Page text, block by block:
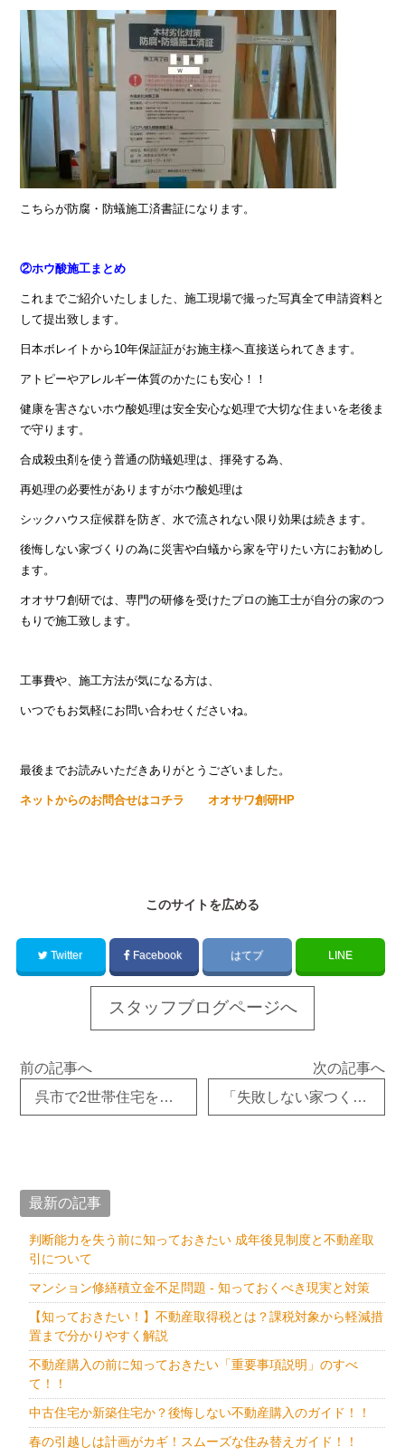
こちらが防腐・防蟻施工済書証になります。
②ホウ酸施工まとめ
これまでご紹介いたしました、施工現場で撮った写真全て申請資料と
して提出致します。
日本ボレイトから10年保証証がお施主様へ直接送られてきます。
アトピーやアレルギー体質のかたにも安心！！
健康を害さないホウ酸処理は安全安心な処理で大切な住まいを老後ま
で守ります。
合成殺虫剤を使う普通の防蟻処理は、揮発する為、
再処理の必要性がありますがホウ酸処理は
シックハウス症候群を防ぎ、水で流されない限り効果は続きます。
後悔しない家づくりの為に災害や白蟻から家を守りたい方にお勧めし
ます。
オオサワ創研では、専門の研修を受けたプロの施工士が自分の家のつ
もりで施工致します。
工事費や、施工方法が気になる方は、
いつでもお気軽にお問い合わせくださいね。
最後までお読みいただきありがとうございました。
ネットからのお問合せはコチラ オオサワ創研HP
このサイトを広める
Twitter Facebook はてブ LINE
スタッフブログページへ
前の記事へ
呉市で2世帯住宅を建てたいなら、オオサワ創研へ③
次の記事へ
「失敗しない家つくり」なら呉市のオオサワ創研にお任せください！！
最新の記事
判断能力を失う前に知っておきたい 成年後見制度と不動産取
引について
マンション修繕積立金不足問題 - 知っておくべき現実と対策
【知っておきたい！】不動産取得税とは？課税対象から軽減措
置まで分かりやすく解説
不動産購入の前に知っておきたい「重要事項説明」のすべ
て！！
中古住宅か新築住宅か？後悔しない不動産購入のガイド！！
春の引越しは計画がカギ！スムーズな住み替えガイド！！